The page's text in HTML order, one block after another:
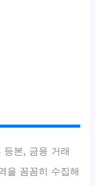
등본, 금융 거래
을 꼼꼼히 수집해